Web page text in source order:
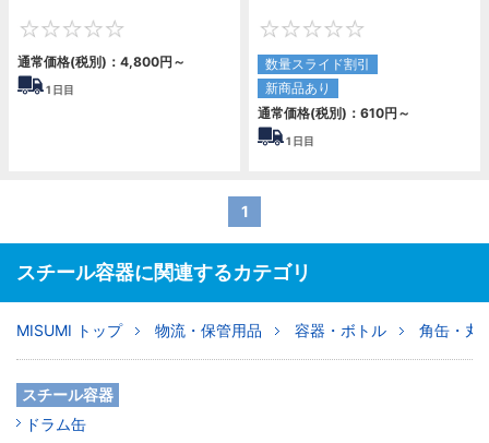
通常価格(税別)： 4,800円 ～
1 日目
数量スライド割引
新商品あり
通常価格(税別)： 610円 ～
1 日目
1
スチール容器に関連するカテゴリ
MISUMI トップ 物流・保管用品 容器・ボトル 角缶・丸
スチール容器
ドラム缶